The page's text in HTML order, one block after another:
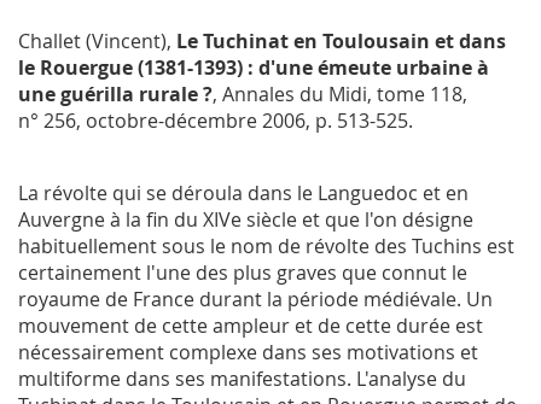
Challet (Vincent), Le Tuchinat en Toulousain et dans
le Rouergue (1381-1393) : d'une émeute urbaine à
une guérilla rurale ?, Annales du Midi, tome 118,
n° 256, octobre-décembre 2006, p. 513-525.
La révolte qui se déroula dans le Languedoc et en
Auvergne à la fin du XIVe siècle et que l'on désigne
habituellement sous le nom de révolte des Tuchins est
certainement l'une des plus graves que connut le
royaume de France durant la période médiévale. Un
mouvement de cette ampleur et de cette durée est
nécessairement complexe dans ses motivations et
multiforme dans ses manifestations. L'analyse du